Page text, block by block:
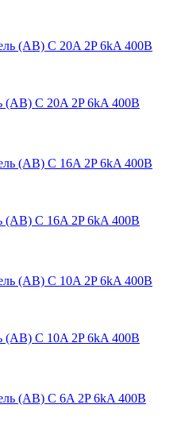
(АВ) C 20A 2P 6kA 400В
(АВ) C 16A 2P 6kA 400В
(АВ) C 10A 2P 6kA 400В